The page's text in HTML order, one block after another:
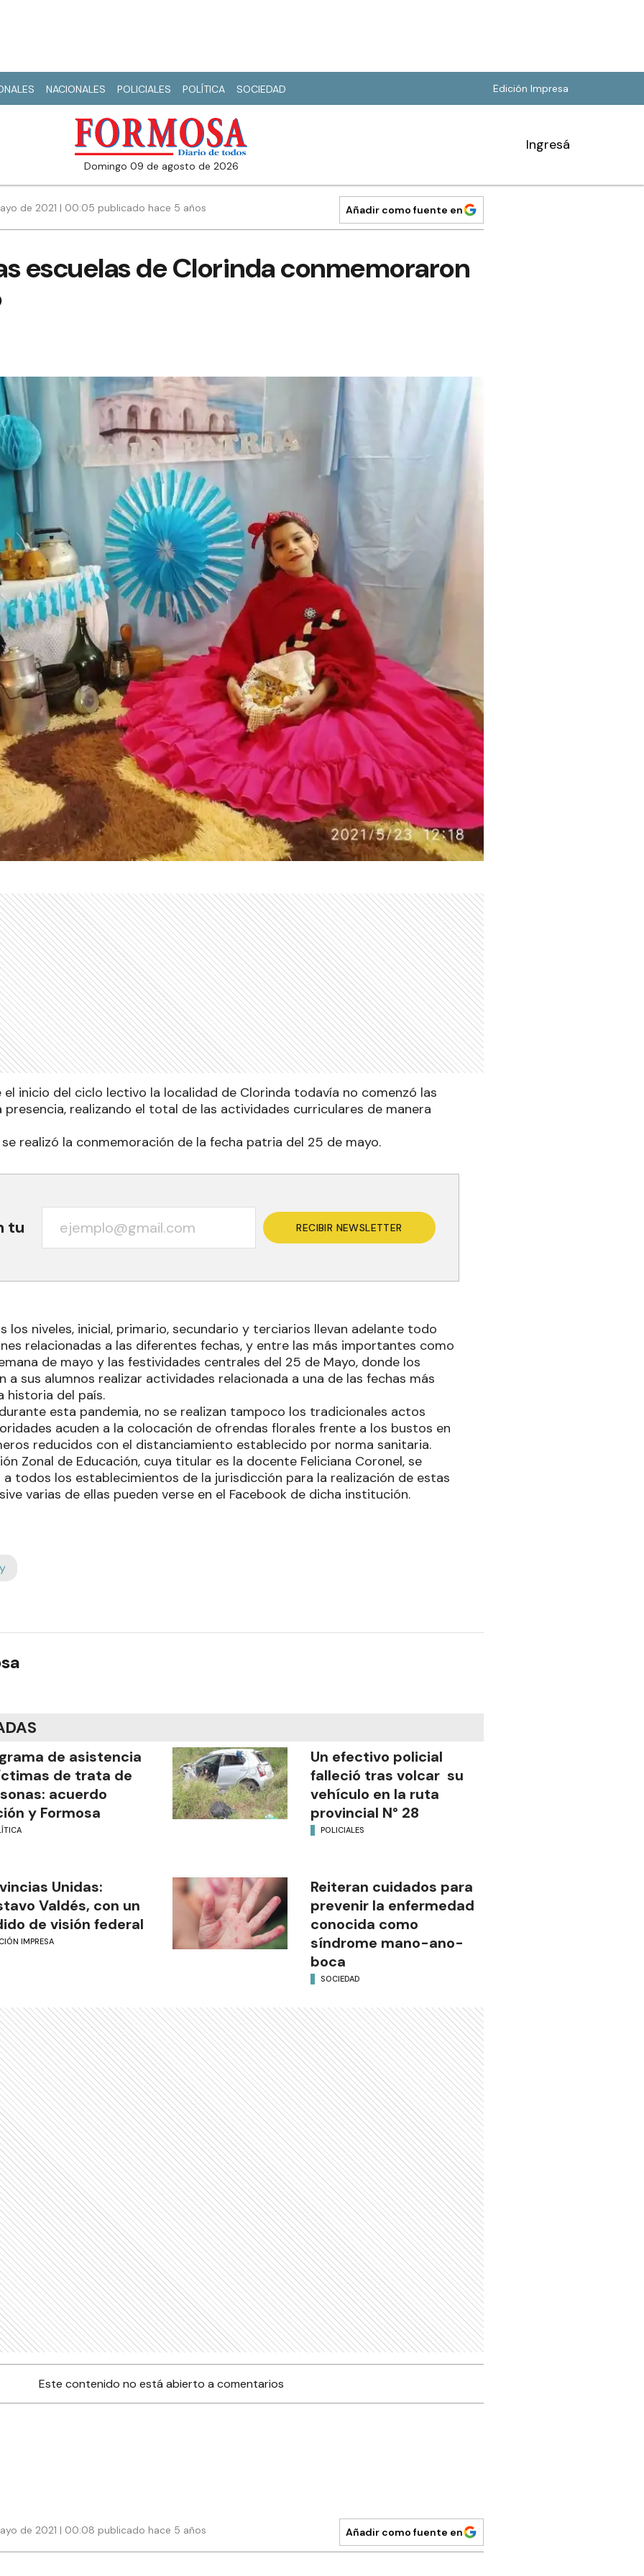
NACIONALES POLICIALES POLÍTICA SOCIEDAD Edición Impresa
domingo 09 de agosto de 2026
Ingresá
de 2021 | 00:05 publicado hace 5 años Añadir como fuente en
escuelas de Clorinda conmemoraron
el inicio del ciclo lectivo la localidad de Clorinda todavía no comenzó las
presencia, realizando el total de las actividades curriculares de manera
realizó la conmemoración de la fecha patria del 25 de mayo.
tu RECIBIR NEWSLETTER
los niveles, inicial, primario, secundario y terciarios llevan adelante todo
relacionadas a las diferentes fechas, y entre las más importantes como
de mayo y las festividades centrales del 25 de Mayo, donde los
a sus alumnos realizar actividades relacionada a una de las fechas más
historia del país.
esta pandemia, no se realizan tampoco los tradicionales actos
acuden a la colocación de ofrendas florales frente a los bustos en
reducidos con el distanciamiento establecido por norma sanitaria.
Zonal de Educación, cuya titular es la docente Feliciana Coronel, se
todos los establecimientos de la jurisdicción para la realización de estas
varias de ellas pueden verse en el Facebook de dicha institución.
de asistencia
de trata de
acuerdo
y Formosa
Un efectivo policial
falleció tras volcar su
vehículo en la ruta
provincial N° 28
POLICIALES
Unidas:
Valdés, con un
de visión federal
IMPRESA
Reiteran cuidados para
prevenir la enfermedad
conocida como
síndrome mano-ano-
boca
SOCIEDAD
Este contenido no está abierto a comentarios
de 2021 | 00:08 publicado hace 5 años Añadir como fuente en